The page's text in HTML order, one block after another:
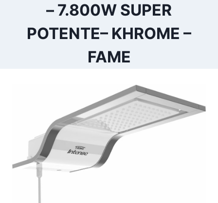
– 7.800W SUPER
POTENTE– KHROME –
FAME